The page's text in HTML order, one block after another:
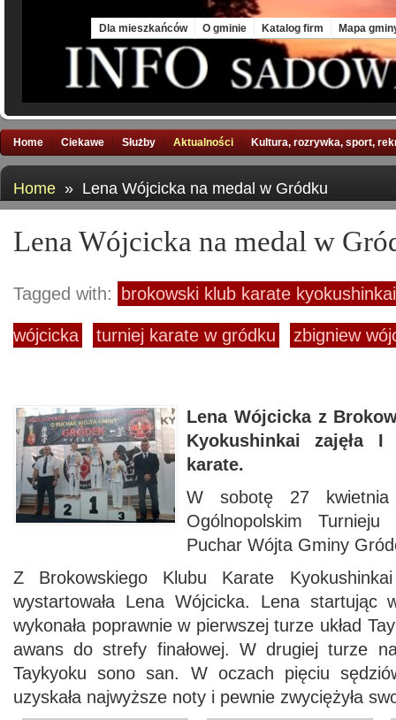
Dla mieszkańców O gminie Katalog firm Mapa
Home Ciekawe Służby Aktualności Kultura, rozrywka, sport,
Home » Lena Wójcicka na medal w Gródku
Lena Wójcicka na medal w
Tagged with: brokowski klub karate kyokushinkai
wójcicka turniej karate w gródku zbigniew
Lena Wójcicka z
Kyokushinkai zajęła I
karate.
W sobotę 27 kwietnia
Ogólnopolskim
Puchar Wójta Gminy
Z Brokowskiego Klubu Karate
wystartowała Lena Wójcicka. Lena
wykonała poprawnie w pierwszej turze układ
awans do strefy finałowej. W drugiej turze
Taykyoku sono san. W oczach pięciu
uzyskała najwyższe noty i pewnie zwyciężyła